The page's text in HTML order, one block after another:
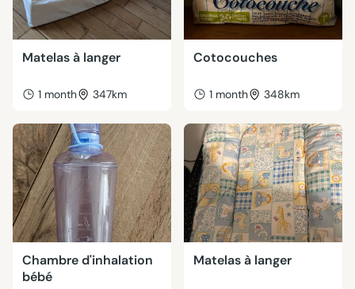
Matelas à langer
1 month 347km
Cotocouches
1 month 348km
Chambre d'inhalation
bébé
Matelas à langer